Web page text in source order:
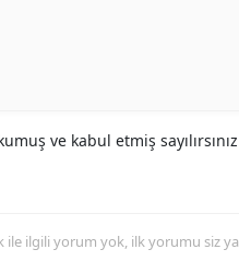
ve kabul etmiş sayılırsınız
ile ilgili yorum yok, ilk yorumu siz